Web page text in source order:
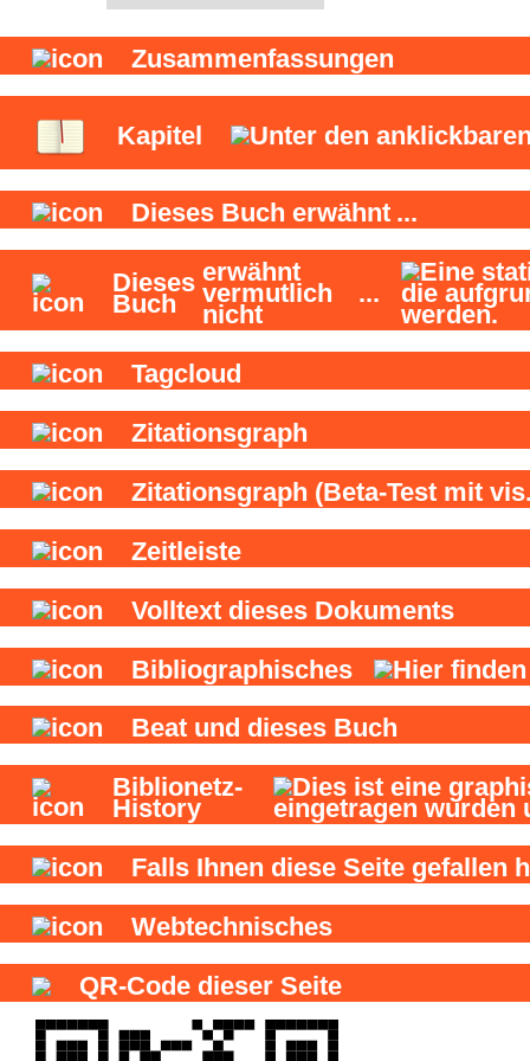
Zusammenfassungen
Kapitel
Dieses Buch erwähnt ...
Dieses
Buch
erwähnt
vermutlich
nicht
...
Tagcloud
Zitationsgraph
Zitationsgraph (Beta-Test mit
Zeitleiste
Volltext dieses Dokuments
Bibliographisches
Beat und dieses Buch
Biblionetz-
History
Falls Ihnen diese Seite gefallen
Webtechnisches
QR-Code dieser Seite